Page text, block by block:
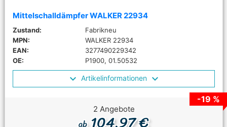
Mittelschalldämpfer WALKER 22934
Zustand:
Fabrikneu
MPN:
WALKER 22934
EAN:
3277490229342
OE:
P1900, 01.50532
Artikelinformationen
-19 %
2 Angebote